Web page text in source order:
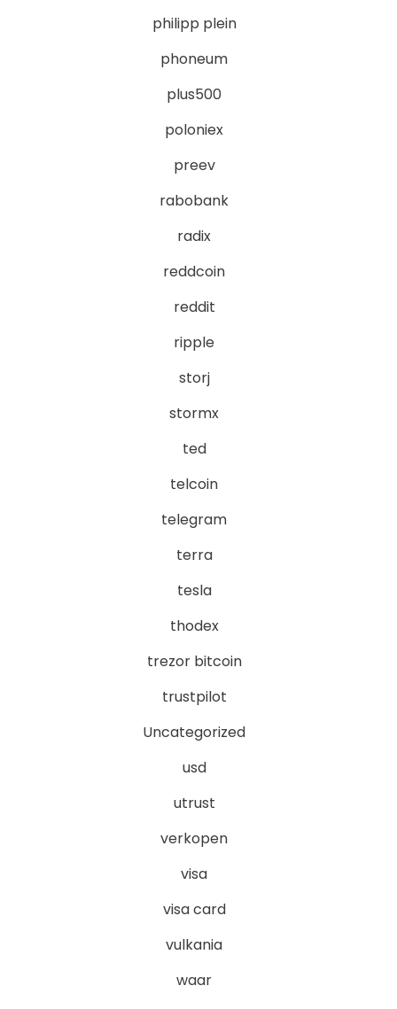
philipp plein
phoneum
plus500
poloniex
preev
rabobank
radix
reddcoin
reddit
ripple
storj
stormx
ted
telcoin
telegram
terra
tesla
thodex
trezor bitcoin
trustpilot
Uncategorized
usd
utrust
verkopen
visa
visa card
vulkania
waar